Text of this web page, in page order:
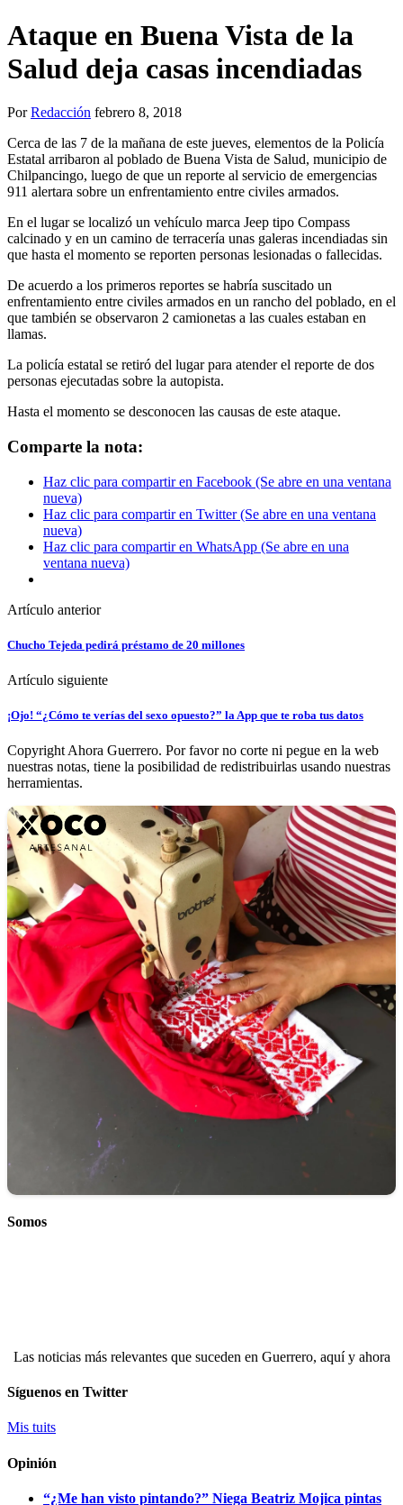
Ataque en Buena Vista de la
Salud deja casas incendiadas
PorRedacción febrero 8, 2018
Cerca de las 7 de la mañana de este jueves, elementos de la Policía
Estatal arribaron al poblado de Buena Vista de Salud, municipio de
Chilpancingo, luego de que un reporte al servicio de emergencias
911 alertara sobre un enfrentamiento entre civiles armados.
En el lugar se localizó un vehículo marca Jeep tipo Compass
calcinado y en un camino de terracería unas galeras incendiadas sin
que hasta el momento se reporten personas lesionadas o fallecidas.
De acuerdo a los primeros reportes se habría suscitado un
enfrentamiento entre civiles armados en un rancho del poblado, en el
que también se observaron 2 camionetas a las cuales estaban en
llamas.
La policía estatal se retiró del lugar para atender el reporte de dos
personas ejecutadas sobre la autopista.
Hasta el momento se desconocen las causas de este ataque.
Comparte la nota:
Haz clic para compartir en Facebook (Se abre en una ventana
nueva)
Haz clic para compartir en Twitter (Se abre en una ventana
nueva)
Haz clic para compartir en WhatsApp (Se abre en una
ventana nueva)
Artículo anterior
Chucho Tejeda pedirá préstamo de 20 millones
Artículo siguiente
¡Ojo! “¿Cómo te verías del sexo opuesto?” la App que te roba tus datos
Copyright Ahora Guerrero. Por favor no corte ni pegue en la web
nuestras notas, tiene la posibilidad de redistribuirlas usando nuestras
herramientas.
Somos
Las noticias más relevantes que suceden en Guerrero, aquí y ahora
Síguenos en Twitter
Mis tuits
Opinión
“¿Me han visto pintando?” Niega Beatriz Mojica pintas